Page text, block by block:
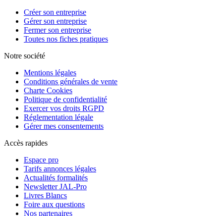
Créer son entreprise
Gérer son entreprise
Fermer son entreprise
Toutes nos fiches pratiques
Notre société
Mentions légales
Conditions générales de vente
Charte Cookies
Politique de confidentialité
Exercer vos droits RGPD
Réglementation légale
Gérer mes consentements
Accès rapides
Espace pro
Tarifs annonces légales
Actualités formalités
Newsletter JAL-Pro
Livres Blancs
Foire aux questions
Nos partenaires